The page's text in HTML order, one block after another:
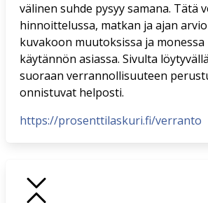
välinen suhde pysyy samana. Tätä
hinnoittelussa, matkan ja ajan
kuvakoon muutoksissa ja monessa
käytännön asiassa. Sivulta
suoraan verrannollisuuteen
onnistuvat helposti.
https://prosenttilaskuri.fi/verranto